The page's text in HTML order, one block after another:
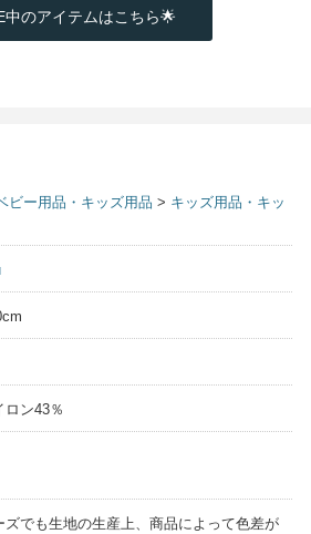
中のアイテムはこちら🌟
ビー用品・キッズ用品 > キッズ用品・キッ
ロン43％
でも生地の生産上、商品によって色差が